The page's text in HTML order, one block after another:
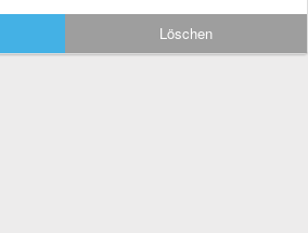
Löschen